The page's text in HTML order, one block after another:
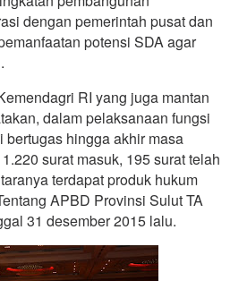
dengan pemerintah pusat dan
potensi SDA agar
RI yang juga mantan
dalam pelaksanaan fungsi
hingga akhir masa
surat masuk, 195 surat telah
terdapat produk hukum
APBD Provinsi Sulut TA
31 desember 2015 lalu.